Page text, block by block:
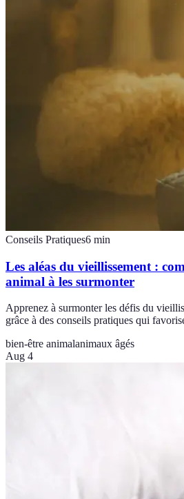
Conseils Pratiques6 min
Les aléas du vieillissement :
animal à les surmonter
Apprenez à surmonter les défis du
grâce à des conseils pratiques qui
bien-être animalanimaux âgés
Aug 4